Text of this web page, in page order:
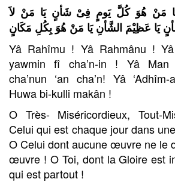
مَنْ هُوَ كُلَّ يَومٍ فِىْ شَأنٍ يَا مَنْ لاَ
يَا عَظِيْمَ الشَّأنِ يَا مَنْ هُوَ بِكُلِ مَكَانٍ
Yâ Rahîmu ! Yâ Rahmânu !
yawmin fî cha’n-in ! Yâ Man
cha’nun ‘an cha’n! Yâ
Huwa bi-kulli makân !
O Très- Miséricordieux, Tout-
Celui qui est chaque jour dans
O Celui dont aucune œuvre ne le
œuvre ! O Toi, dont la Gloire est
qui est partout !